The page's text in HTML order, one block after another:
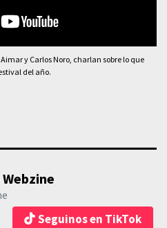
y Carlos Noro, charlan sobre lo que
del año.
Seguinos en TikTok